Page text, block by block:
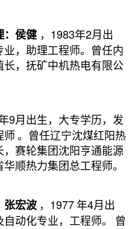
：侯健 ，1983年2月出
，助理工程师。曾任内
，抚矿中机热电有限公
9月出生，大专学历，发
师。曾任辽宁沈煤红阳热
赛轮集团沈阳亨通能源
顺热力集团总工程师。
张宏波 ，1977年4月出
动化专业，工程师。
曾